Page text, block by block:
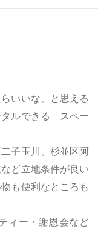
いいな。と思える
ルできる「スペー
子玉川、杉並区阿
ど立地条件が良い
も便利なところも
ィー・謝恩会など